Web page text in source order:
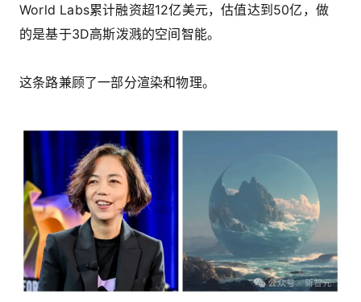
World Labs累计融资超12亿美元，估值达到50亿，做
的是基于3D高斯泼溅的空间智能。
这条路兼顾了一部分渲染和物理。